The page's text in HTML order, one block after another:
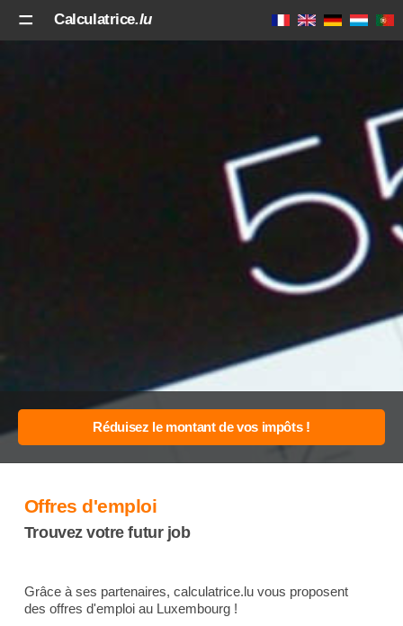
Calculatrice.lu
Offres d'emploi
Trouvez votre futur job
Grâce à ses partenaires, calculatrice.lu vous proposent
des offres d'emploi au Luxembourg !